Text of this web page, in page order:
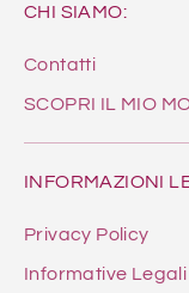
CHI SIAMO:
Contatti
SCOPRI IL MIO
INFORMAZIONI
Privacy Policy
Informative Legali